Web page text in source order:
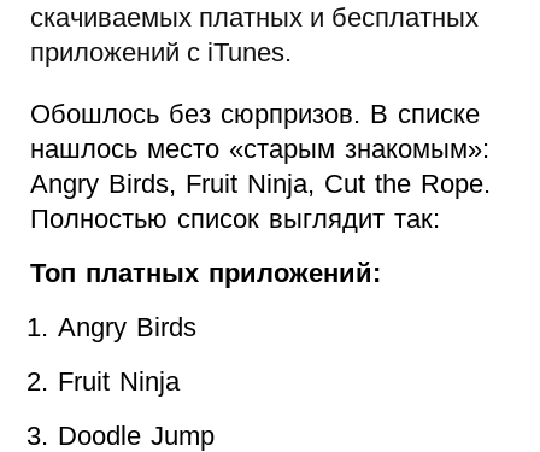
скачиваемых платных и бесплатных
приложений с iTunes.
Обошлось без сюрпризов. В списке
нашлось место «старым знакомым»:
Angry Birds, Fruit Ninja, Cut the Rope.
Полностью список выглядит так:
Топ платных приложений:
Angry Birds
Fruit Ninja
Doodle Jump